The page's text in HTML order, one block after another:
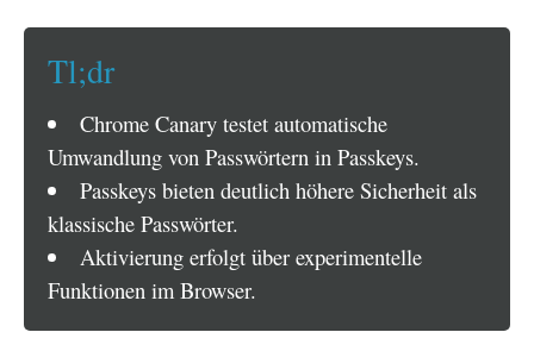
Tl;dr
Chrome Canary testet automatische
Umwandlung von Passwörtern in Passkeys.
Passkeys bieten deutlich höhere Sicherheit als
klassische Passwörter.
Aktivierung erfolgt über experimentelle
Funktionen im Browser.